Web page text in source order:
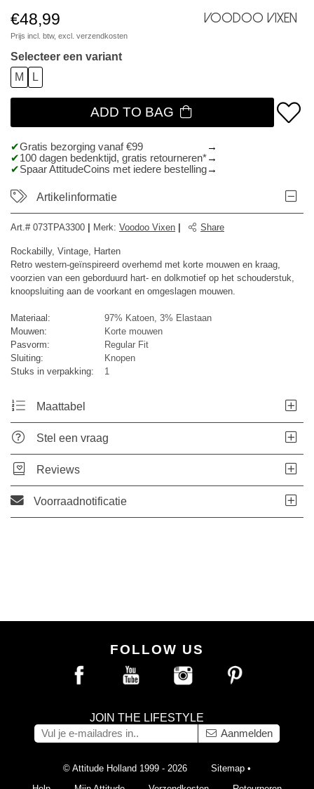
€48,99
Prijs incl. btw, excl. verzendkosten
Voodoo Vixen
Selecteer een variant
M
L
ADD TO BAG
Gratis bezorging vanaf €99
100 dagen bedenktijd, gratis retourneren*
Spaar AttitudeCoins met iedere bestelling
Artikelinformatie
Art.# 073TPA3300 Merk: Voodoo Vixen Share
Rockabilly, Vintage, Harten
Retro western-geïnspireerd overhemd met korte mouwen en kraag,
voorzien van een geborduurd hart- en dolkmotief op het schouderstuk,
knoopsluiting aan de voorkant en omgeslagen mouwen.
Materiaal:
97% Katoen, 3% Elastaan
Mouwen:
Korte mouwen
Pasvorm:
Regular Fit
Sluiting:
Knopen
Stuks in verpakking:
1
Maattabel
Stel een vraag
Reviews
Voorraadnotificatie
FOLLOW US
JOIN THE LIFESTYLE
Aanmelden
© Attitude Holland 1999 - 2026 Sitemap •